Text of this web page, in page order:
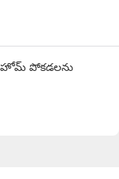
హోమ్ పోకడలను